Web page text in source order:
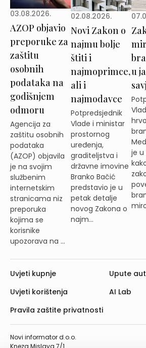
03.08.2026.
AZOP objavio
preporuke za
zaštitu
osobnih
podataka na
godišnjem
odmoru
Agencija za
zaštitu osobnih
podataka
(AZOP) objavila
je na svojim
službenim
internetskim
stranicama niz
preporuka
kojima se
korisnike
upozorava na ...
02.08.2026.
Novi Zakon o
najmu bolje
štiti i
najmoprimce,
ali i
najmodavce
Potpredsjednik
Vlade i ministar
prostornog
uređenja,
graditeljstva i
državne imovine
Branko Bačić
predstavio je u
petak detalje
novog Zakona o
najm...
u
je
Novi informator d.o.o.
Kneza Mislava 7/1
Uvjeti kupnje
Uvjeti korištenja
Pravila zaštite privatnosti
Upute
AI Lab